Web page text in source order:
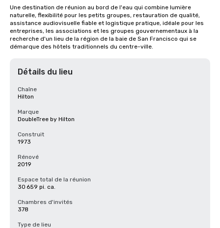
Une destination de réunion au bord de l'eau qui combine lumière
naturelle, flexibilité pour les petits groupes, restauration de qualité,
assistance audiovisuelle fiable et logistique pratique, idéale pour les
entreprises, les associations et les groupes gouvernementaux à la
recherche d'un lieu de la région de la baie de San Francisco qui se
démarque des hôtels traditionnels du centre-ville.
Détails du lieu
Chaîne
Hilton
Marque
DoubleTree by Hilton
Construit
1973
Rénové
2019
Espace total de la réunion
30 659 pi. ca.
Chambres d'invités
378
Type de lieu